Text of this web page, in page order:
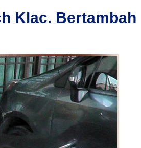
Klac. Bertambah